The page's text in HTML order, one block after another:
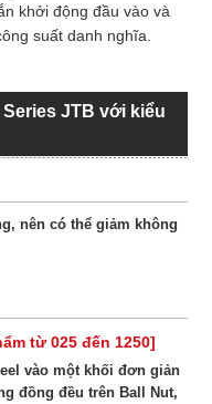
khởi động đầu vào và
suất danh nghĩa.
JTB với kiểu
nên có thể giảm không
từ 025 đến 1250]
vào một khối đơn giản
đồng đều trên Ball Nut,